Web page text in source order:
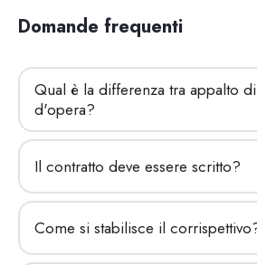
Domande frequenti
Qual è la differenza tra appalto
d'opera?
Il contratto deve essere scritto?
Come si stabilisce il